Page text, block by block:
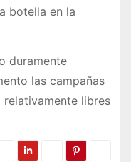
botella en la
duramente
las campañas
relativamente libres